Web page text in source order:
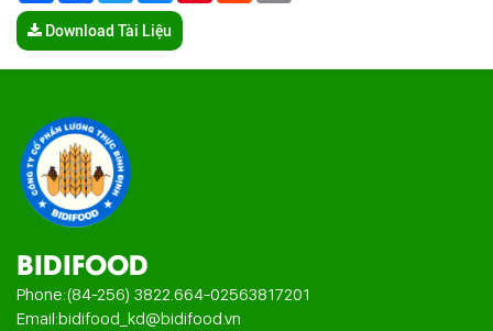
Download Tài Liệu
BIDIFOOD
Phone:(84-256) 3822.664-02563817201
Email:bidifood_kd@bidifood.vn